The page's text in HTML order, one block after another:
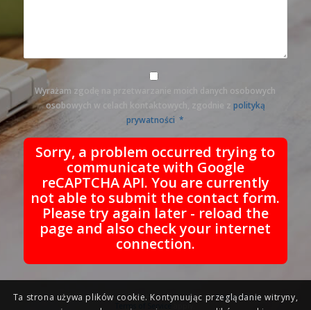
Wyrażam zgodę na przetwarzanie moich danych osobowych
osobowych w celach kontaktowych, zgodnie z polityką
prywatności .*
Sorry, a problem occurred trying to
communicate with Google
reCAPTCHA API. You are currently
not able to submit the contact form.
Please try again later - reload the
page and also check your internet
connection.
This site is protected by reCAPTCHA and the GooglePrivacy Policy and
Terms of Serviceapply.
Ta strona używa plików cookie. Kontynuując przeglądanie witryny,